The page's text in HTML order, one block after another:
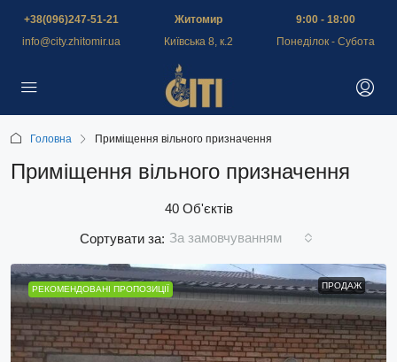
+38(096)247-51-21
info@city.zhitomir.ua
Житомир
Київська 8, к.2
9:00 - 18:00
Понеділок - Субота
Головна Приміщення вільного призначення
Приміщення вільного призначення
40 Об'єктів
Сортувати за: За замовчуванням
РЕКОМЕНДОВАНІ ПРОПОЗИЦІЇ ПРОДАЖ